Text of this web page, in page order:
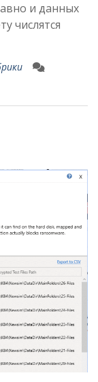
и данных
числятся